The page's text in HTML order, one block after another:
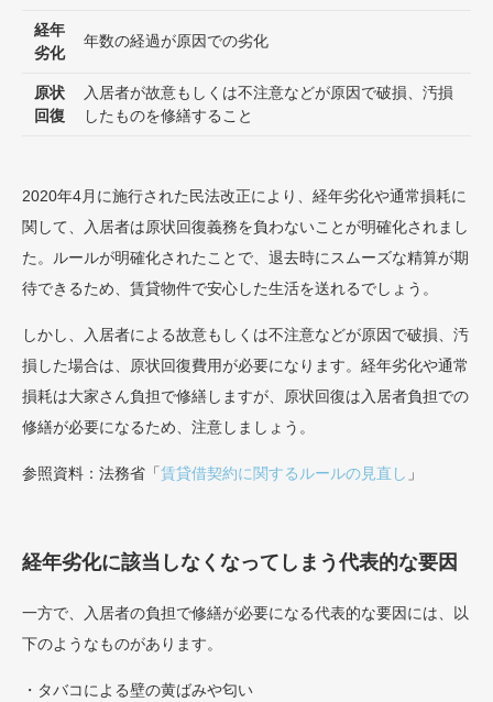
経年
劣化
年数の経過が原因での劣化
原状
回復
入居者が故意もしくは不注意などが原因で破損、汚損
したものを修繕すること
2020年4月に施行された民法改正により、経年劣化や通常損耗に
関して、入居者は原状回復義務を負わないことが明確化されまし
た。ルールが明確化されたことで、退去時にスムーズな精算が期
待できるため、賃貸物件で安心した生活を送れるでしょう。
しかし、入居者による故意もしくは不注意などが原因で破損、汚
損した場合は、原状回復費用が必要になります。経年劣化や通常
損耗は大家さん負担で修繕しますが、原状回復は入居者負担での
修繕が必要になるため、注意しましょう。
参照資料：法務省「賃貸借契約に関するルールの見直し 」
経年劣化に該当しなくなってしまう代表的な要因
一方で、入居者の負担で修繕が必要になる代表的な要因には、以
下のようなものがあります。
・タバコによる壁の黄ばみや匂い